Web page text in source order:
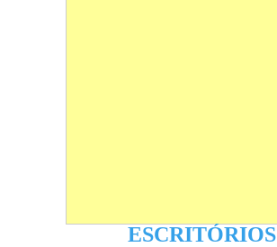
ESCRITÓRIOS